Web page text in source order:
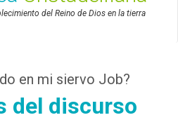
del Reino de Dios en la tierra
en mi siervo Job?
del discurso